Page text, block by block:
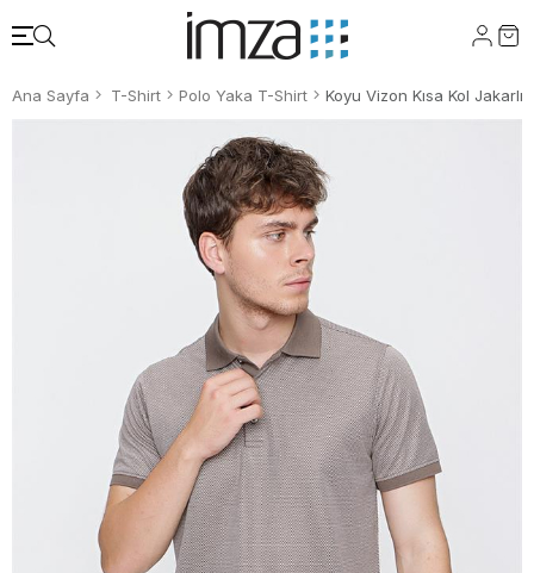
Ana Sayfa T-Shirt Polo Yaka T-Shirt